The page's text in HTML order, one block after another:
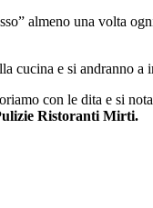
almeno una volta
cucina e si andranno a
con le dita e si
Ristoranti Mirti.